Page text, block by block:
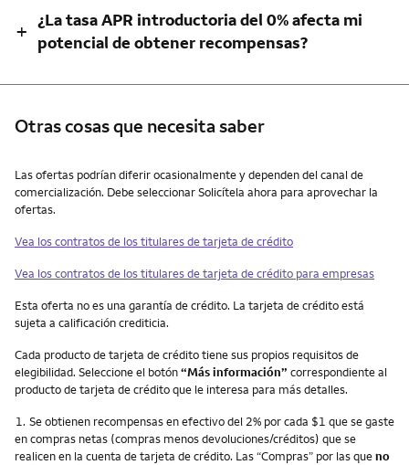
+ ¿La tasa APR introductoria del 0% afecta mi
potencial de obtener recompensas?
Otras cosas que necesita saber
Otras cosas que necesita saber
Las ofertas podrían diferir ocasionalmente y dependen del canal de
comercialización. Debe seleccionar Solicítela ahora para aprovechar la
ofertas.
Vea los contratos de los titulares de tarjeta de crédito
Vea los contratos de los titulares de tarjeta de crédito para empresas
Esta oferta no es una garantía de crédito. La tarjeta de crédito está
sujeta a calificación crediticia.
Cada producto de tarjeta de crédito tiene sus propios requisitos de
elegibilidad. Seleccione el botón“Más información” correspondiente al
producto de tarjeta de crédito que le interesa para más detalles.
Nota
1. Se obtienen recompensas en efectivo del 2% por cada $1 que se gaste
en compras netas (compras menos devoluciones/créditos) que se
realicen en la cuenta de tarjeta de crédito. Las “Compras” por las queno